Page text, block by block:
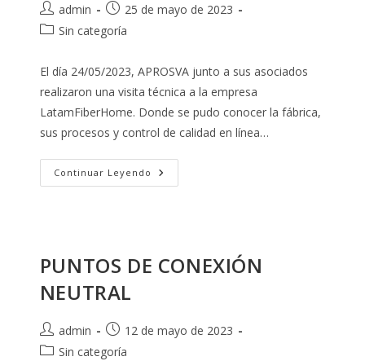
Autor
de
admin
Publicación
de
la
25 de mayo de 2023
Categoría
la
entrada:
Sin categoría
El día 24/05/2023, APROSVA junto a sus asociados
realizaron una visita técnica a la empresa
LatamFiberHome. Donde se pudo conocer la fábrica,
sus procesos y control de calidad en línea…
Continuar Leyendo Visita
Técnica
PUNTOS DE CONEXIÓN
NEUTRAL
Autor
de
admin
Publicación
de
12 de mayo de 2023
Categoría
Sin categoría